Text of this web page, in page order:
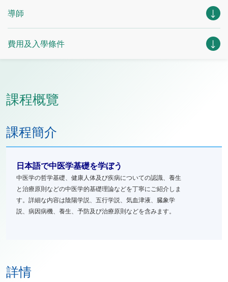
導師
費用及入學條件
課程概覽
課程簡介
日本語で中医学基礎を学ぼう
中医学の哲学基礎、健康人体及び疾病についての認識、養生
と治療原則などの中医学的基礎理論などを丁寧にご紹介しま
す。詳細な内容は陰陽学説、五行学説、気血津液、臓象学
説、病因病機、養生、予防及び治療原則などを含みます。
詳情